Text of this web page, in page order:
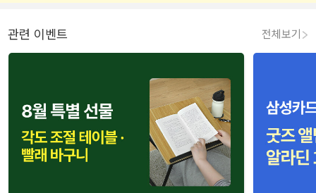
관련 이벤트 전체보기